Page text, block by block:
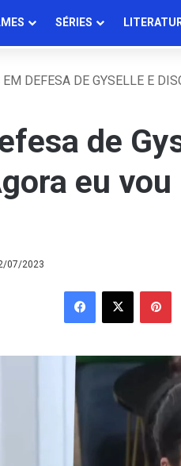
SÉRIES
DEFESA DE GYSELLE E
de
eu
07/2023
Facebook
X